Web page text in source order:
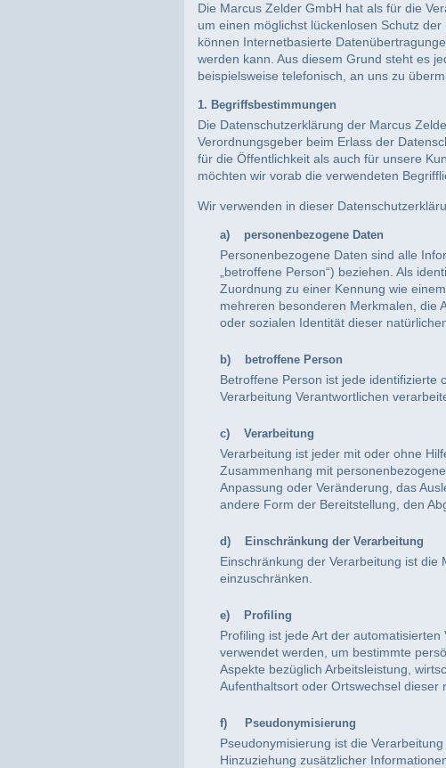
Die Marcus Zelder GmbH hat als für die
um einen möglichst lückenlosen Schutz
können Internetbasierte
werden kann. Aus diesem Grund steht es
beispielsweise telefonisch, an uns zu
1. Begriffsbestimmungen
Die Datenschutzerklärung der Marcus
Verordnungsgeber beim Erlass der
für die Öffentlichkeit als auch für unsere
möchten wir vorab die verwendeten
Wir verwenden in dieser
a) personenbezogene Daten
Personenbezogene Daten sind alle
„betroffene Person“) beziehen. Als
Zuordnung zu einer Kennung wie
mehreren besonderen Merkmalen, die
oder sozialen Identität dieser
b) betroffene Person
Betroffene Person ist jede identifizierte
Verarbeitung Verantwortlichen
c) Verarbeitung
Verarbeitung ist jeder mit oder ohne
Zusammenhang mit
Anpassung oder Veränderung, das
andere Form der Bereitstellung, den
d) Einschränkung der Verarbeitung
Einschränkung der Verarbeitung ist
einzuschränken.
e) Profiling
Profiling ist jede Art der
verwendet werden, um bestimmte
Aspekte bezüglich Arbeitsleistung,
Aufenthaltsort oder Ortswechsel dieser
f) Pseudonymisierung
Pseudonymisierung ist die
Hinzuziehung zusätzlicher